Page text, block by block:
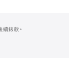
錶款。